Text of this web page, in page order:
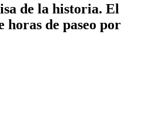
de la historia. El
horas de paseo por